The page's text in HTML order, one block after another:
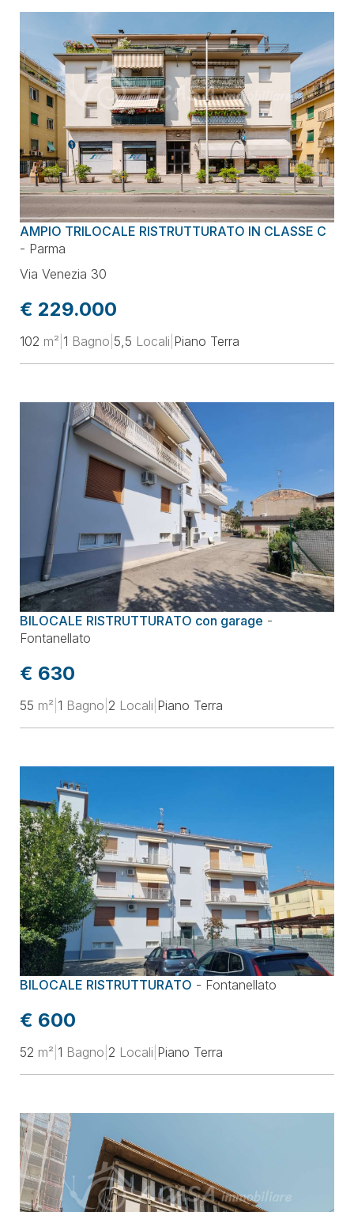
Ordina per
Aggiorna la selezione
AMPIO TRILOCALE RISTRUTTURATO IN CLASSE C
- Parma
Via Venezia 30
€ 229.000
102 m² 1 Bagno 5,5 Locali Piano Terra
BILOCALE RISTRUTTURATO con garage -
Fontanellato
€ 630
55 m² 1 Bagno 2 Locali Piano Terra
BILOCALE RISTRUTTURATO - Fontanellato
€ 600
52 m² 1 Bagno 2 Locali Piano Terra